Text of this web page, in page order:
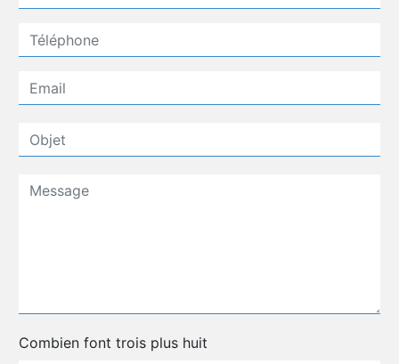
Combien font trois plus huit